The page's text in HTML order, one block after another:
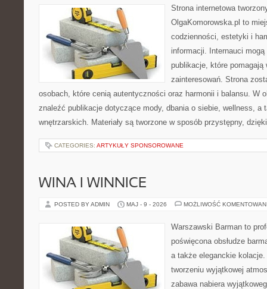
Strona internetowa
OlgaKomorowska.pl to
codzienności, estetyki i
informacji. Internauci
publikacje, które pomagają
zainteresowań. Strona
osobach, które cenią autentyczności oraz harmonii i balansu. W
znaleźć publikacje dotyczące mody, dbania o siebie, wellness, a
wnętrzarskich. Materiały są tworzone w sposób przystępny,
CATEGORIES: ARTYKUŁY SPONSOROWANE
WINA I WINNICE
POSTED BY ADMIN MAJ - 9 - 2026 MOŻLIWOŚĆ
Warszawski Barman to
poświęcona obsłudze
a także eleganckie
tworzeniu wyjątkowej
zabawa nabiera